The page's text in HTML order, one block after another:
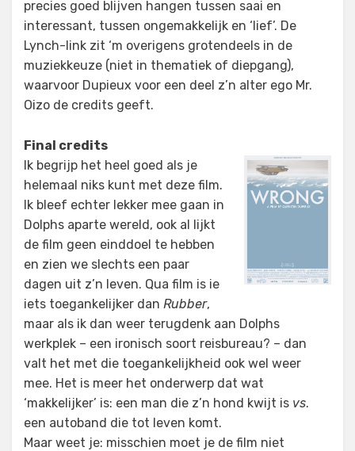
precies goed blijven hangen tussen saai en
interessant, tussen ongemakkelijk en ‘lief’. De
Lynch-link zit ‘m overigens grotendeels in de
muziekkeuze (niet in thematiek of diepgang),
waarvoor Dupieux voor een deel z’n alter ego Mr.
Oizo de credits geeft.
Final credits
Ik begrijp het heel goed als je
helemaal niks kunt met deze film.
Ik bleef echter lekker mee gaan in
Dolphs aparte wereld, ook al lijkt
de film geen einddoel te hebben
en zien we slechts een paar
dagen uit z’n leven. Qua film is ie
iets toegankelijker dan Rubber,
maar als ik dan weer terugdenk aan Dolphs
werkplek – een ironisch soort reisbureau? – dan
valt het met die toegankelijkheid ook wel weer
mee. Het is meer het onderwerp dat wat
‘makkelijker’ is: een man die z’n hond kwijt is vs.
een autoband die tot leven komt.
Maar weet je: misschien moet je de film niet